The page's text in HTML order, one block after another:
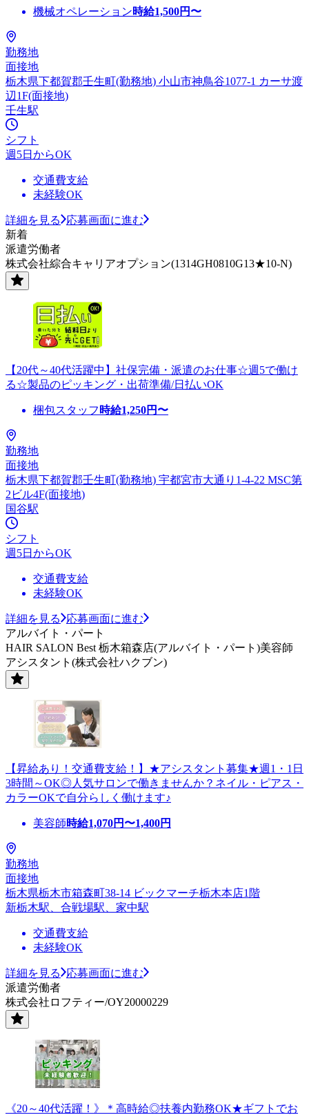
機械オペレーション時給1,500円〜
勤務地
面接地
栃木県下都賀郡壬生町(勤務地) 小山市神鳥谷1077-1 カーサ渡
辺1F(面接地)
壬生駅
シフト
週5日からOK
交通費支給
未経験OK
詳細を見る
応募画面に進む
新着
派遣労働者
株式会社綜合キャリアオプション(1314GH0810G13★10-N)
【20代～40代活躍中】社保完備・派遣のお仕事☆週5で働け
る☆製品のピッキング・出荷準備/日払いOK
梱包スタッフ 時給1,250円〜
勤務地
面接地
栃木県下都賀郡壬生町(勤務地) 宇都宮市大通り1-4-22 MSC第
2ビル4F(面接地)
国谷駅
シフト
週5日からOK
交通費支給
未経験OK
詳細を見る
応募画面に進む
アルバイト・パート
HAIR SALON Best 栃木箱森店(アルバイト・パート)美容師
アシスタント(株式会社ハクブン)
【昇給あり！交通費支給！】★アシスタント募集★週1・1日
3時間～OK◎人気サロンで働きませんか？ネイル・ピアス・
カラーOKで自分らしく働けます♪
美容師時給1,070円〜1,400円
勤務地
面接地
栃木県栃木市箱森町38-14 ビックマーチ栃木本店1階
新栃木駅、合戦場駅、家中駅
交通費支給
未経験OK
詳細を見る
応募画面に進む
派遣労働者
株式会社ロフティー/OY20000229
《20～40代活躍！》＊高時給◎扶養内勤務OK★ギフトでお